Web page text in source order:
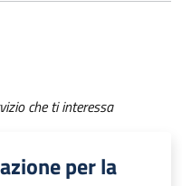
che ti interessa
per la